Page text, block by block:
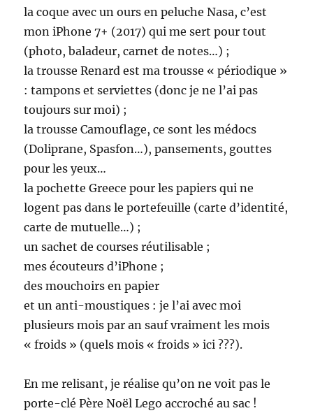
la coque avec un ours en peluche Nasa, c’est
mon iPhone 7+ (2017) qui me sert pour tout
(photo, baladeur, carnet de notes…) ;
la trousse Renard est ma trousse « périodique »
: tampons et serviettes (donc je ne l’ai pas
toujours sur moi) ;
la trousse Camouflage, ce sont les médocs
(Doliprane, Spasfon…), pansements, gouttes
pour les yeux…
la pochette Greece pour les papiers qui ne
logent pas dans le portefeuille (carte d’identité,
carte de mutuelle…) ;
un sachet de courses réutilisable ;
mes écouteurs d’iPhone ;
des mouchoirs en papier
et un anti-moustiques : je l’ai avec moi
plusieurs mois par an sauf vraiment les mois
« froids » (quels mois « froids » ici ???).
En me relisant, je réalise qu’on ne voit pas le
porte-clé Père Noël Lego accroché au sac !